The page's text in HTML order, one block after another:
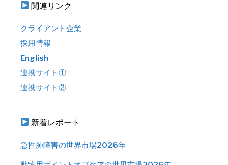
関連リンク
クライアント企業
採用情報
English
連携サイト①
連携サイト②
新着レポート
急性肺障害の世界市場2026年